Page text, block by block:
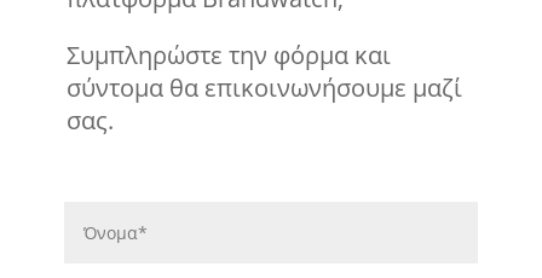
Συμπληρώστε την φόρμα και
σύντομα θα επικοινωνήσουμε μαζί
σας.